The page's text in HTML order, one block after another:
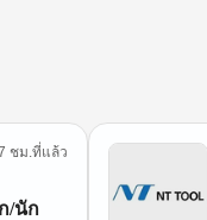
ชม.ที่แล้ว
/นัก